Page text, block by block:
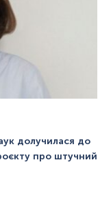
долучилася до
про штучний